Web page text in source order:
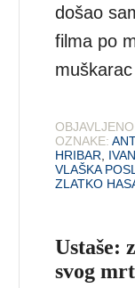
došao
filma po
OZNAKE:
HRIBAR
VLAŠKA
ZLATKO
Ustaše:
svog